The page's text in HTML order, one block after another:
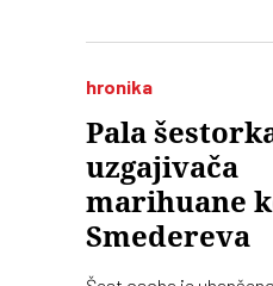
devet terenskih vozila,
hronika
Pala
uzgajivača
marihuane
Smedereva